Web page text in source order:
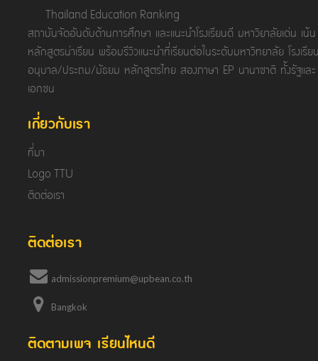
Thailand Education Ranking
สถาบันจัดอันดับด้านการศึกษา และแนะนำโรงเรียนดี มหาวิยาลัยเด่น เน้น
หลักสูตรน่าเรียน พร้อมรีวิวแนะนำที่เรียนต่อในระดับมหาวิทยาลัย โรงเรีย
อนุบาล/ประถม/มัธยม หลักสูตรไทย สองภาษา EP นานาชาติ ทั้งรัฐและ
เอกชน
เกี่ยวกับเรา
ที่มา
Logo TTU
ติดต่อเรา
ติดต่อเรา
admissionpremium@upbean.co.th
Bangkok
ติดตามเพจ เรียนไหนดี